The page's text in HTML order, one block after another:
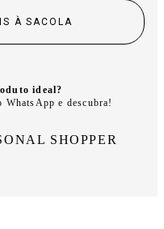
À SACOLA
ideal?
WhatsApp e descubra!
SHOPPER